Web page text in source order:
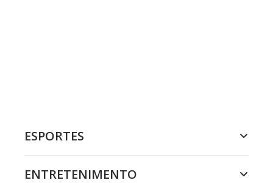
ESPORTES
ENTRETENIMENTO